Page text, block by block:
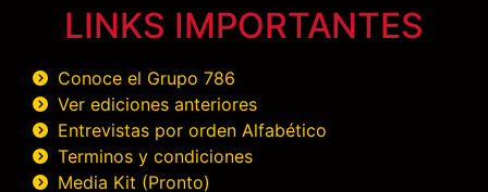
LINKS IMPORTANTES
Conoce el Grupo 786
Ver ediciones anteriores
Entrevistas por orden Alfabético
Terminos y condiciones
Media Kit (Pronto)